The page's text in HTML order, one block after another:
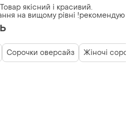
якісний і красивий.
на вищому рівні !рекомендую
Сорочки оверсайз Жіночі